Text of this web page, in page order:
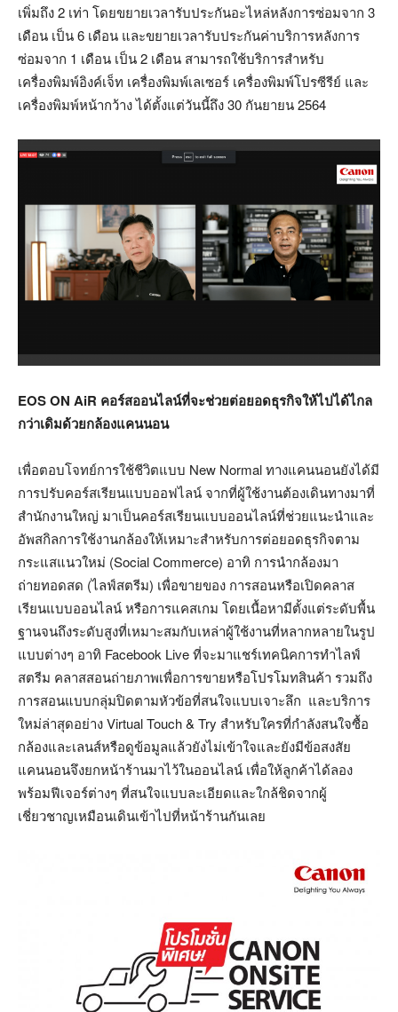
เพิ่มถึง 2 เท่า โดยขยายเวลารับประกันอะไหล่หลังการซ่อมจาก 3
เดือน เป็น 6 เดือน และขยายเวลารับประกันค่าบริการหลังการ
ซ่อมจาก 1 เดือน เป็น 2 เดือน สามารถใช้บริการสำหรับ
เครื่องพิมพ์อิงค์เจ็ท เครื่องพิมพ์เลเซอร์ เครื่องพิมพ์โปรซีรีย์ และ
เครื่องพิมพ์หน้ากว้าง ได้ตั้งแต่วันนี้ถึง 30 กันยายน 2564
EOS ON AiR คอร์สออนไลน์ที่จะช่วยต่อยอดธุรกิจให้ไปได้ไกล
กว่าเดิมด้วยกล้องแคนนอน
เพื่อตอบโจทย์การใช้ชีวิตแบบ New Normal ทางแคนนอนยังได้มี
การปรับคอร์สเรียนแบบออฟไลน์ จากที่ผู้ใช้งานต้องเดินทางมาที่
สำนักงานใหญ่ มาเป็นคอร์สเรียนแบบออนไลน์ที่ช่วยแนะนำและ
อัพสกิลการใช้งานกล้องให้เหมาะสำหรับการต่อยอดธุรกิจตาม
กระแสแนวใหม่ (Social Commerce) อาทิ การนำกล้องมา
ถ่ายทอดสด (ไลฟ์สตรีม) เพื่อขายของ การสอนหรือเปิดคลาส
เรียนแบบออนไลน์ หรือการแคสเกม โดยเนื้อหามีตั้งแต่ระดับพื้น
ฐานจนถึงระดับสูงที่เหมาะสมกับเหล่าผู้ใช้งานที่หลากหลายในรูป
แบบต่างๆ อาทิ Facebook Live ที่จะมาแชร์เทคนิคการทำไลฟ์
สตรีม คลาสสอนถ่ายภาพเพื่อการขายหรือโปรโมทสินค้า รวมถึง
การสอนแบบกลุ่มปิดตามหัวข้อที่สนใจแบบเจาะลึก และบริการ
ใหม่ล่าสุดอย่าง Virtual Touch & Try สำหรับใครที่กำลังสนใจซื้อ
กล้องและเลนส์หรือดูข้อมูลแล้วยังไม่เข้าใจและยังมีข้อสงสัย
แคนนอนจึงยกหน้าร้านมาไว้ในออนไลน์ เพื่อให้ลูกค้าได้ลอง
พร้อมฟีเจอร์ต่างๆ ที่สนใจแบบละเอียดและใกล้ชิดจากผู้
เชี่ยวชาญเหมือนเดินเข้าไปที่หน้าร้านกันเลย